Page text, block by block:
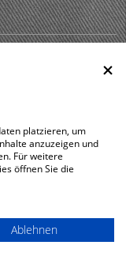
platzieren, um
anzuzeigen und
Für weitere
öffnen Sie die
Ablehnen